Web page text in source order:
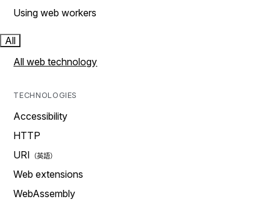
Using web workers
All
All web technology
TECHNOLOGIES
Accessibility
HTTP
URI
Web extensions
WebAssembly